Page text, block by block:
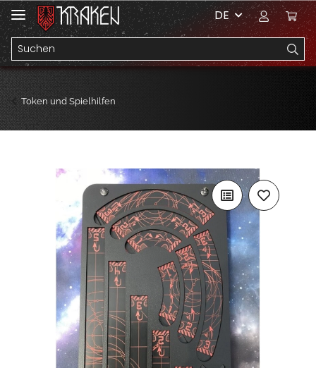
DE
Token und Spielhilfen